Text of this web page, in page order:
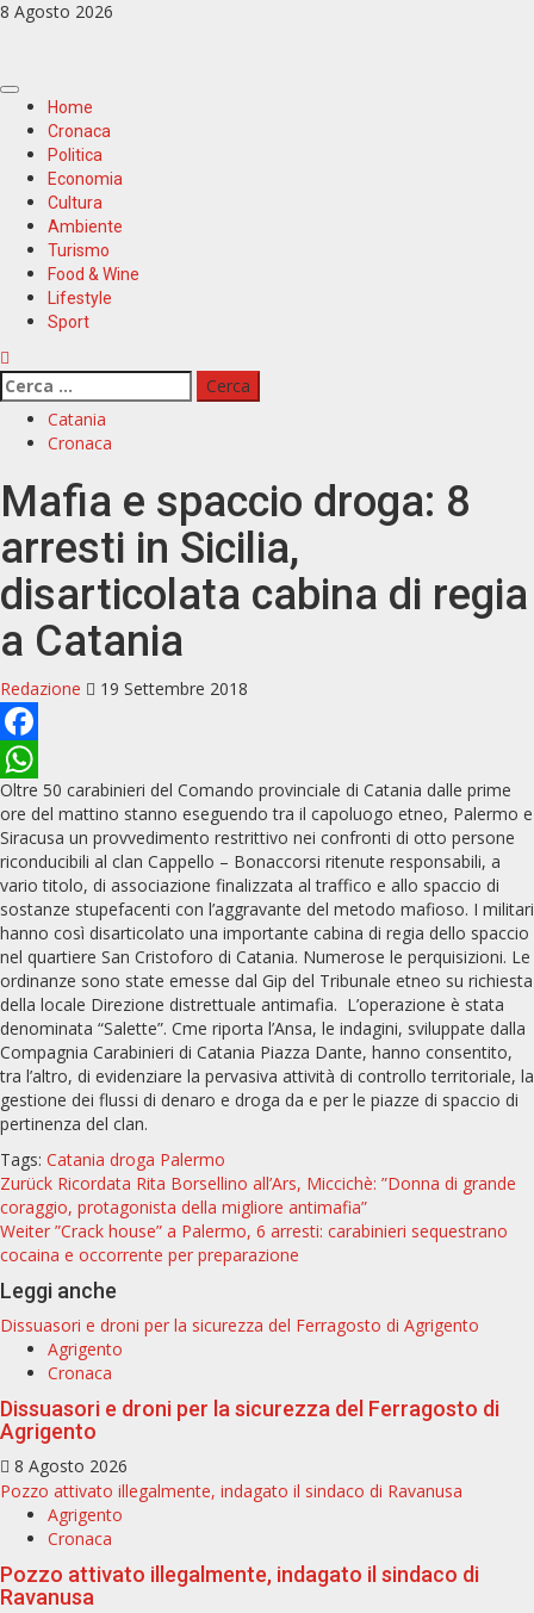
Zum
8 Agosto 2026
Primäres
Menü
Home
Cronaca
Politica
Economia
Cultura
Ambiente
Turismo
Food & Wine
Lifestyle
Sport
Ricerca
per:
Catania
Cronaca
Mafia e spaccio droga: 8
arresti in Sicilia,
disarticolata cabina di regia
a Catania
Redazione 19 Settembre 2018
Facebook
WhatsApp
Oltre 50 carabinieri del Comando provinciale di Catania dalle prime
ore del mattino stanno eseguendo tra il capoluogo etneo, Palermo e
Siracusa un provvedimento restrittivo nei confronti di otto persone
riconducibili al clan Cappello – Bonaccorsi ritenute responsabili, a
vario titolo, di associazione finalizzata al traffico e allo spaccio di
sostanze stupefacenti con l’aggravante del metodo mafioso. I militari
hanno così disarticolato una importante cabina di regia dello spaccio
nel quartiere San Cristoforo di Catania. Numerose le perquisizioni. Le
ordinanze sono state emesse dal Gip del Tribunale etneo su richiesta
della locale Direzione distrettuale antimafia. L’operazione è stata
denominata “Salette”. Cme riporta l’Ansa, le indagini, sviluppate dalla
Compagnia Carabinieri di Catania Piazza Dante, hanno consentito,
tra l’altro, di evidenziare la pervasiva attività di controllo territoriale, la
gestione dei flussi di denaro e droga da e per le piazze di spaccio di
pertinenza del clan.
Tags: Catania droga Palermo
Beitragsnavigation
Zurück Ricordata Rita Borsellino all’Ars, Miccichè: ”Donna di grande
coraggio, protagonista della migliore antimafia”
Weiter ”Crack house” a Palermo, 6 arresti: carabinieri sequestrano
cocaina e occorrente per preparazione
Leggi anche
Dissuasori e droni per la sicurezza del Ferragosto di Agrigento
Agrigento
Cronaca
Dissuasori e droni per la sicurezza del Ferragosto di
Agrigento
8 Agosto 2026
Pozzo attivato illegalmente, indagato il sindaco di Ravanusa
Agrigento
Cronaca
Pozzo attivato illegalmente, indagato il sindaco di
Ravanusa